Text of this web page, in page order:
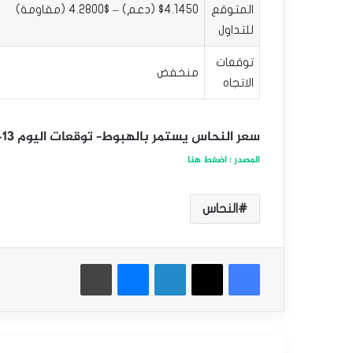
المتوقع
للتداول
$4.1450 (دعم) – $4.2800 (مقاومة)
توقعات
الاتجاه
منخفض
سعر النحاس يستمر بالهبوط– توقعات اليوم 13-11-2024
المصدر : اضغط هنا
النحاس
فيسبوك
‫X لينكدإن ماسنجر طباعة